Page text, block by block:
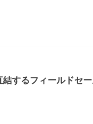
するフィールドセ